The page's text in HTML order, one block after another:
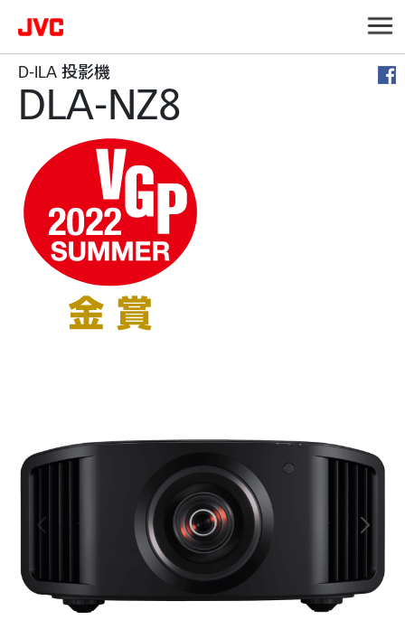
D-ILA 投影機
DLA-NZ8